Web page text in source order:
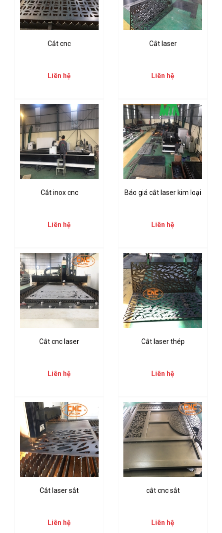
Cắt cnc
Liên hệ
Cắt laser
Liên hệ
Cắt inox cnc
Liên hệ
Báo giá cắt laser kim loại
Liên hệ
Cắt cnc laser
Liên hệ
Cắt laser thép
Liên hệ
Cắt laser sắt
Liên hệ
cắt cnc sắt
Liên hệ